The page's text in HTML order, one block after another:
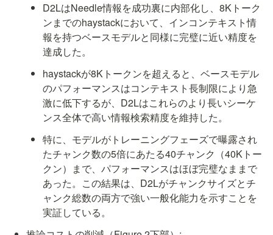
D2LはNeedle情報を成功裏に内部化し、8Kトーク
ンまでのhaystackにおいて、インコンテキスト情
報を持つベースモデルと同様に完璧に近い精度を
達成した。
haystackが8Kトークンを超えると、ベースモデル
のパフォーマンスはコンテキスト長制限により急
激に低下するが、D2Lはこれらのより長いシーケ
ンス全体で高い情報検索精度を維持した。
特に、モデルがトレーニングフェーズで曝露され
たチャンク数の5倍にあたる40チャンク（40Kトー
クン）まで、パフォーマンスはほぼ完璧なままで
あった。この結果は、D2Lがチャンクサイズとチ
ャンク総数の両方で強い一般化能力を示すことを
実証している。